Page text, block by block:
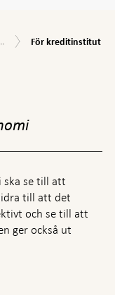
För
För kreditinstitut
ska se till att
till att det
och se till att
ger också ut